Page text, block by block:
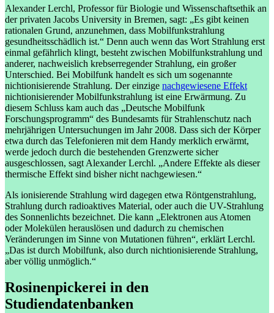
Alexander Lerchl, Professor für Biologie und Wissenschaftsethik an
der privaten Jacobs University in Bremen, sagt: „Es gibt keinen
rationalen Grund, anzunehmen, dass Mobilfunkstrahlung
gesundheitsschädlich ist.“ Denn auch wenn das Wort Strahlung erst
einmal gefährlich klingt, besteht zwischen Mobilfunkstrahlung und
anderer, nachweislich krebserregender Strahlung, ein großer
Unterschied. Bei Mobilfunk handelt es sich um sogenannte
nichtionisierende Strahlung. Der einzige nachgewiesene Effekt
nichtionisierender Mobilfunkstrahlung ist eine Erwärmung. Zu
diesem Schluss kam auch das „Deutsche Mobilfunk
Forschungsprogramm“ des Bundesamts für Strahlenschutz nach
mehrjährigen Untersuchungen im Jahr 2008. Dass sich der Körper
etwa durch das Telefonieren mit dem Handy merklich erwärmt,
werde jedoch durch die bestehenden Grenzwerte sicher
ausgeschlossen, sagt Alexander Lerchl. „Andere Effekte als dieser
thermische Effekt sind bisher nicht nachgewiesen.“
Als ionisierende Strahlung wird dagegen etwa Röntgenstrahlung,
Strahlung durch radioaktives Material, oder auch die UV-Strahlung
des Sonnenlichts bezeichnet. Die kann „Elektronen aus Atomen
oder Molekülen herauslösen und dadurch zu chemischen
Veränderungen im Sinne von Mutationen führen“, erklärt Lerchl.
„Das ist durch Mobilfunk, also durch nichtionisierende Strahlung,
aber völlig unmöglich.“
Rosinenpickerei in den
Studiendatenbanken